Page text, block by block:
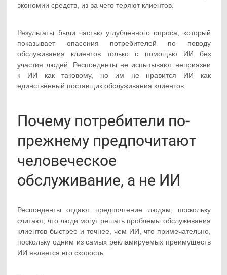
экономии средств, из-за чего теряют клиентов.
Результаты были частью углубленного опроса, который
показывает опасения потребителей по поводу
обслуживания клиентов только с помощью ИИ без
участия людей. Респонденты не испытывают неприязни
к ИИ как таковому, но им не нравится ИИ как
единственный поставщик обслуживания клиентов.
Почему потребители по-
прежнему предпочитают
человеческое
обслуживание, а не ИИ
Респонденты отдают предпочтение людям, поскольку
считают, что люди могут решать проблемы обслуживания
клиентов быстрее и точнее, чем ИИ, что примечательно,
поскольку одним из самых рекламируемых преимуществ
ИИ является его скорость.